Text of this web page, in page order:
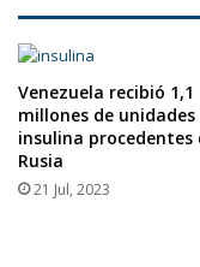
Venezuela recibió 1,1
millones de unidades
insulina procedentes
Rusia
21 Jul, 2023